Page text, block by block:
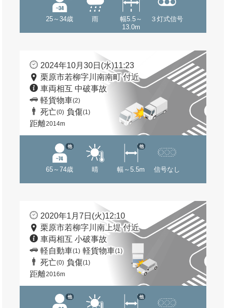
25～34歳 雨
幅5.5～
13.0m
３灯式信号
2024年10月30日(水)11:23
栗原市若柳字川南南町 付近
車両相互 中破事故
軽貨物車(2)
死亡(0) 負傷(1)
距離2014m
65～74歳
他
晴 幅～5.5m
他
信号なし
2020年1月7日(火)12:10
栗原市若柳字川南上堤 付近
車両相互 小破事故
軽自動車(1) 軽貨物車(1)
死亡(0) 負傷(1)
距離2016m
他 他